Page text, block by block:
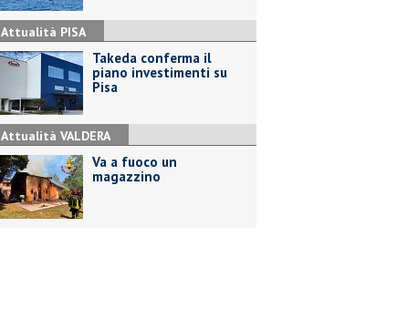
Attualità PISA
Takeda conferma il
piano investimenti su
Pisa
Attualità VALDERA
Va a fuoco un
magazzino